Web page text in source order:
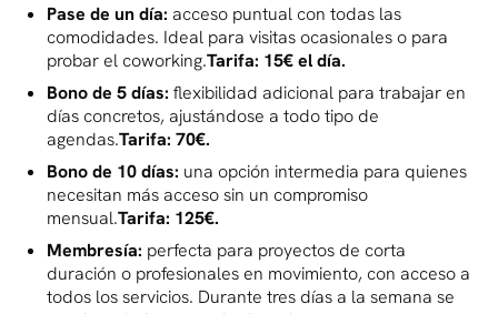
Pase de un día: acceso puntual con todas las
comodidades. Ideal para visitas ocasionales o para
probar el coworking.Tarifa: 15€ el día.
Bono de 5 días: flexibilidad adicional para trabajar en
días concretos, ajustándose a todo tipo de
agendas.Tarifa: 70€.
Bono de 10 días: una opción intermedia para quienes
necesitan más acceso sin un compromiso
mensual.Tarifa: 125€.
Membresía: perfecta para proyectos de corta
duración o profesionales en movimiento, con acceso a
todos los servicios. Durante tres días a la semana se